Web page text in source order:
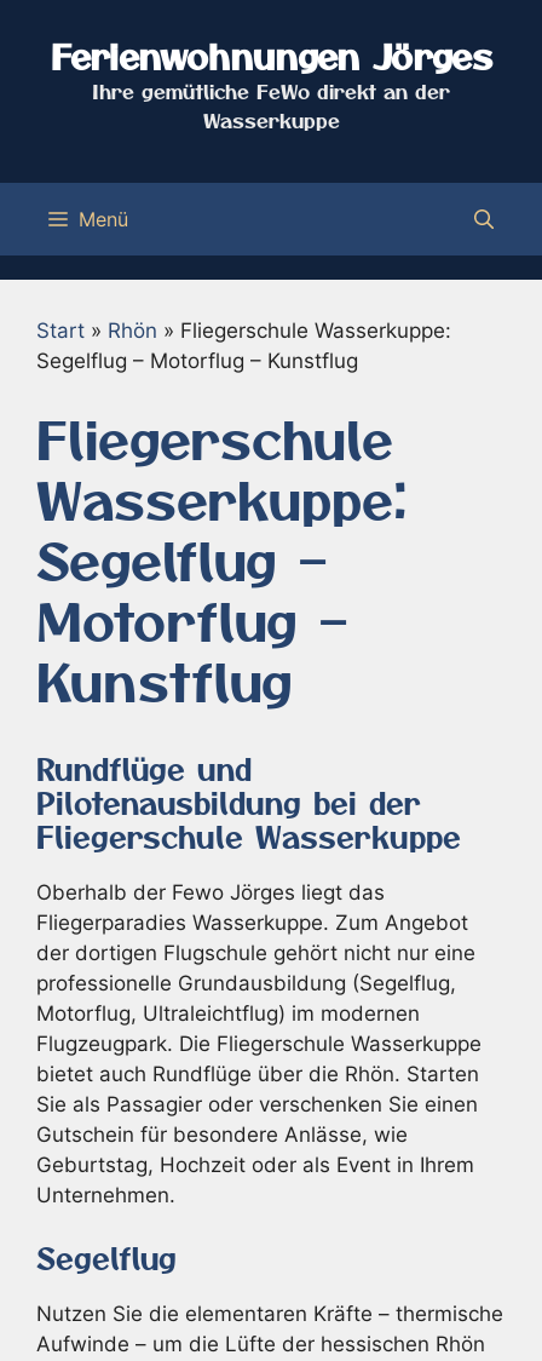
springenFerienwohnungen Jörges
Ihre gemütliche FeWo direkt an der
Wasserkuppe
Menü
Start » Rhön » Fliegerschule Wasserkuppe:
Segelflug – Motorflug – Kunstflug
Fliegerschule
Wasserkuppe:
Segelflug –
Motorflug –
Kunstflug
Rundflüge und
Pilotenausbildung bei der
Fliegerschule Wasserkuppe
Oberhalb der Fewo Jörges liegt das
Fliegerparadies Wasserkuppe. Zum Angebot
der dortigen Flugschule gehört nicht nur eine
professionelle Grundausbildung (Segelflug,
Motorflug, Ultraleichtflug) im modernen
Flugzeugpark. Die Fliegerschule Wasserkuppe
bietet auch Rundflüge über die Rhön. Starten
Sie als Passagier oder verschenken Sie einen
Gutschein für besondere Anlässe, wie
Geburtstag, Hochzeit oder als Event in Ihrem
Unternehmen.
Segelflug
Nutzen Sie die elementaren Kräfte – thermische
Aufwinde – um die Lüfte der hessischen Rhön